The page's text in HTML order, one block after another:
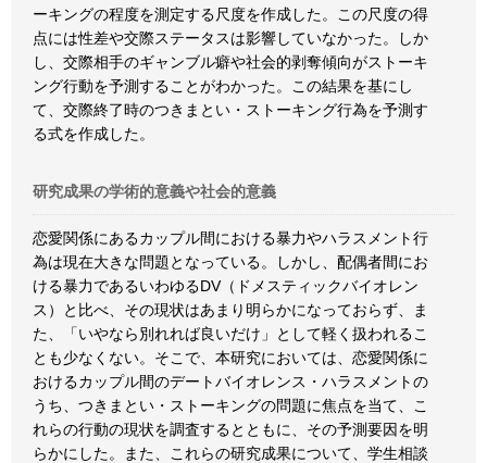
ーキングの程度を測定する尺度を作成した。この尺度の得
点には性差や交際ステータスは影響していなかった。しか
し、交際相手のギャンブル癖や社会的剥奪傾向がストーキ
ング行動を予測することがわかった。この結果を基にし
て、交際終了時のつきまとい・ストーキング行為を予測す
る式を作成した。
研究成果の学術的意義や社会的意義
恋愛関係にあるカップル間における暴力やハラスメント行
為は現在大きな問題となっている。しかし、配偶者間にお
ける暴力であるいわゆるDV（ドメスティックバイオレン
ス）と比べ、その現状はあまり明らかになっておらず、ま
た、「いやなら別れれば良いだけ」として軽く扱われるこ
とも少なくない。そこで、本研究においては、恋愛関係に
おけるカップル間のデートバイオレンス・ハラスメントの
うち、つきまとい・ストーキングの問題に焦点を当て、こ
れらの行動の現状を調査するとともに、その予測要因を明
らかにした。また、これらの研究成果について、学生相談